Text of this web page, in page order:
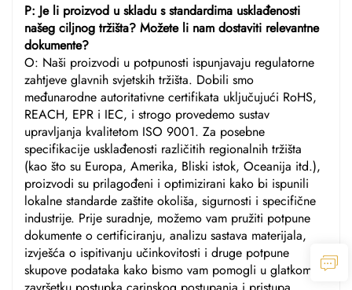
P: Je li proizvod u skladu s standardima usklađenosti
našeg ciljnog tržišta? Možete li nam dostaviti relevantne
dokumente?
O: Naši proizvodi u potpunosti ispunjavaju regulatorne
zahtjeve glavnih svjetskih tržišta. Dobili smo
međunarodne autoritativne certifikata uključujući RoHS,
REACH, EPR i IEC, i strogo provedemo sustav
upravljanja kvalitetom ISO 9001. Za posebne
specifikacije usklađenosti različitih regionalnih tržišta
(kao što su Europa, Amerika, Bliski istok, Oceanija itd.),
proizvodi su prilagođeni i optimizirani kako bi ispunili
lokalne standarde zaštite okoliša, sigurnosti i specifične
industrije. Prije suradnje, možemo vam pružiti potpune
dokumente o certificiranju, analizu sastava materijala,
izvješća o ispitivanju učinkovitosti i druge potpune
skupove podataka kako bismo vam pomogli u glatkom